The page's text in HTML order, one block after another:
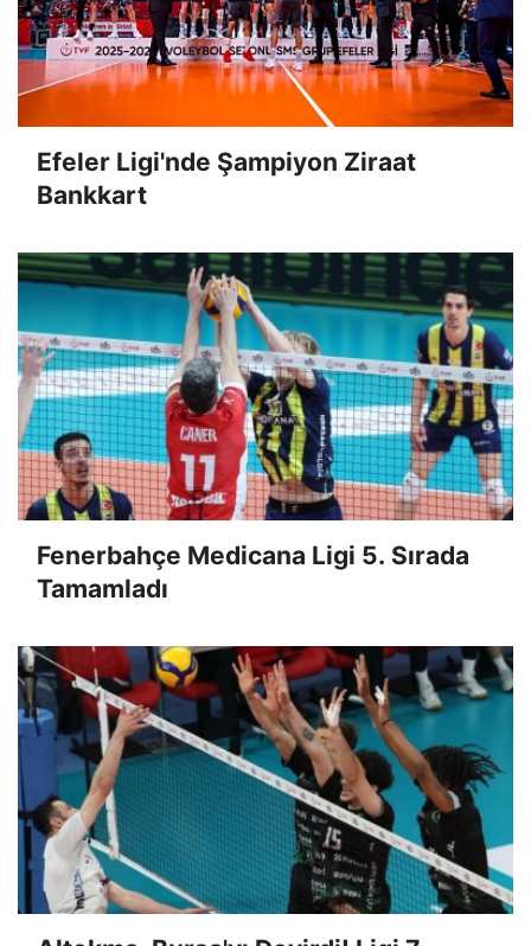
Efeler Ligi'nde Şampiyon Ziraat
Bankkart
Fenerbahçe Medicana Ligi 5. Sırada
Tamamladı